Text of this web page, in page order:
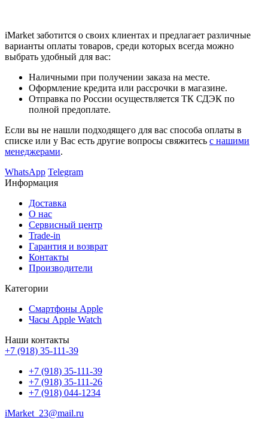
iMarket заботится о своих клиентах и предлагает различные
варианты оплаты товаров, среди которых всегда можно
выбрать удобный для вас:
Наличными при получении заказа на месте.
Оформление кредита или рассрочки в магазине.
Отправка по России осуществляется ТК СДЭК по
полной предоплате.
Если вы не нашли подходящего для вас способа оплаты в
списке или у Вас есть другие вопросы свяжитесь с нашими
менеджерами.
WhatsApp Telegram
Информация
Доставка
О нас
Сервисный центр
Trade-in
Гарантия и возврат
Контакты
Производители
Категории
Смартфоны Apple
Часы Apple Watch
Наши контакты
+7 (918) 35-111-39
+7 (918) 35-111-39
+7 (918) 35-111-26
+7 (918) 044-1234
iMarket_23@mail.ru